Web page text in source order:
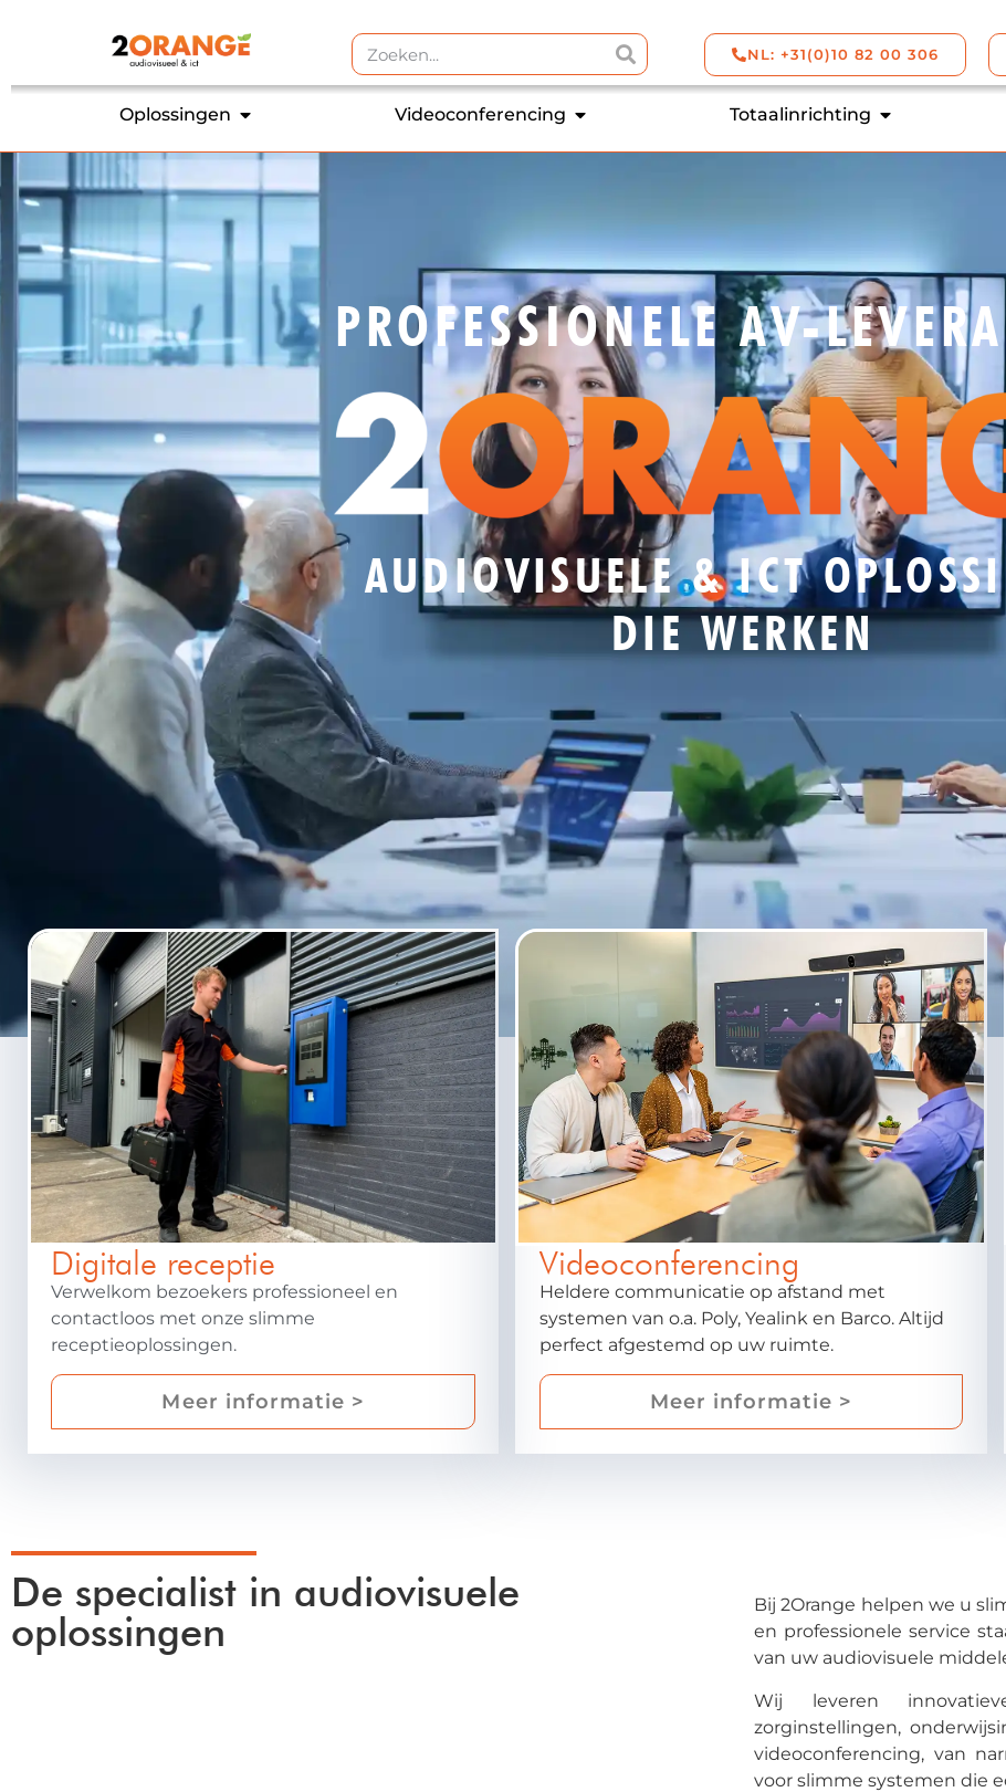
NL: +31(0)10 82 00 306
Oplossingen Videoconferencing Totaalinrichting
PROFESSIONELE AV-
AUDIOVISUELE & ICT
DIE WERKEN
Digitale receptie
Verwelkom bezoekers professioneel en
contactloos met onze slimme
receptieoplossingen.
Meer informatie >
Videoconferencing
Heldere communicatie op afstand met
systemen van o.a. Poly, Yealink en Barco. Altijd
perfect afgestemd op uw ruimte.
Meer informatie >
De specialist in audiovisuele
oplossingen
Bij 2Orange helpen we u
en professionele service
van uw audiovisuele
Wij leveren
zorginstellingen,
videoconferencing, van
voor slimme systemen die